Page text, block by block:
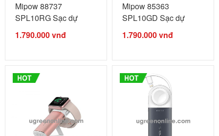
Mipow 88737
SPL10RG Sạc dự
phòng Power ...
1.790.000vnđ
Mipow 85363
SPL10GD Sạc dự
phòng Power ...
1.790.000vnđ